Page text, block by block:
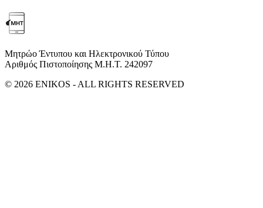
Μητρώο Έντυπου και Ηλεκτρονικού Τύπου
Αριθμός Πιστοποίησης Μ.Η.Τ. 242097
© 2026 ENIKOS - ALL RIGHTS RESERVED